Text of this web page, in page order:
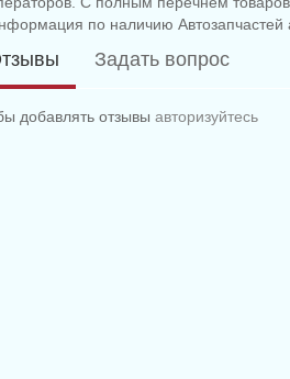
по наличию Автозапчастей
Задать вопрос
добавлять отзывы авторизуйтесь